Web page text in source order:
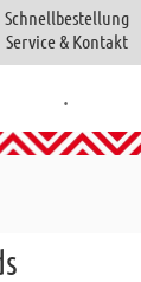
Schnellbestellung
Service & Kontakt
.